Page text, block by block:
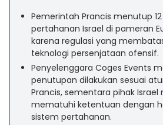
Pemerintah Prancis menutup
pertahanan Israel di pameran
karena regulasi yang
teknologi persenjataan ofensif.
Penyelenggara Coges Events
penutupan dilakukan sesuai
Prancis, sementara pihak
mematuhi ketentuan dengan
sistem pertahanan.